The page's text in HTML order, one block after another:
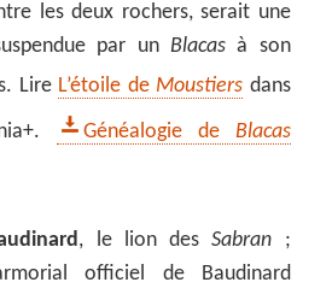
les deux rochers, serait une
par un Blacasà son
Lire L’étoile de Moustiers dans
Généalogie de Blacas
, le lion desSabran ;
officiel de Baudinard